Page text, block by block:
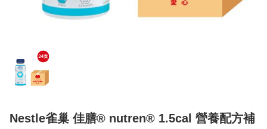
Nestle雀巢 佳膳® nutren® 1.5cal 營養配方補